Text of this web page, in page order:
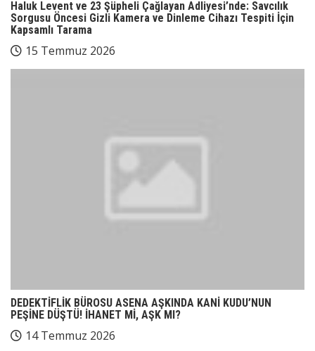
Haluk Levent ve 23 Şüpheli Çağlayan Adliyesi’nde: Savcılık
Sorgusu Öncesi Gizli Kamera ve Dinleme Cihazı Tespiti İçin
Kapsamlı Tarama
15 Temmuz 2026
DEDEKTİFLİK BÜROSU ASENA AŞKINDA KANİ KUDU’NUN
PEŞİNE DÜŞTÜ! İHANET Mİ, AŞK MI?
14 Temmuz 2026